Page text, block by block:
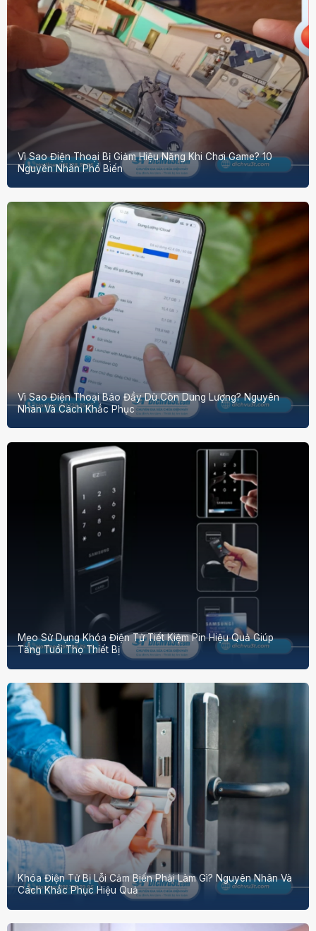
Vì Sao Điện Thoại Bị Giảm Hiệu Năng Khi Chơi Game? 10
Nguyên Nhân Phổ Biến
Vì Sao Điện Thoại Báo Đầy Dù Còn Dung Lượng? Nguyên
Nhân Và Cách Khắc Phục
Mẹo Sử Dụng Khóa Điện Tử Tiết Kiệm Pin Hiệu Quả Giúp
Tăng Tuổi Thọ Thiết Bị
Khóa Điện Tử Bị Lỗi Cảm Biến Phải Làm Gì? Nguyên Nhân Và
Cách Khắc Phục Hiệu Quả